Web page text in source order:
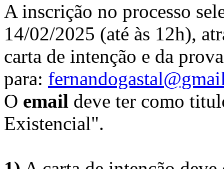
A inscrição no processo
14/02/2025 (até às 12h),
carta de intenção e da
para:
O email deve ter como
Existencial".